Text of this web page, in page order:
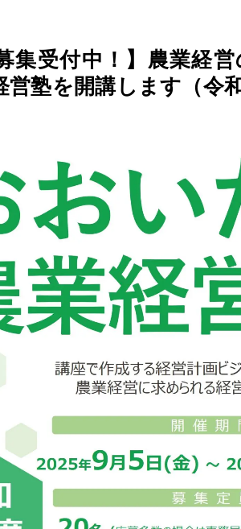
集受付中！】農業経
塾を開講します（令和